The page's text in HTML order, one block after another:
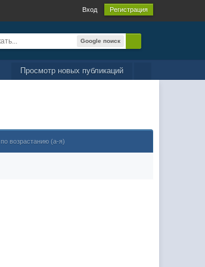
Вход Регистрация
Google поиск
Просмотр новых публикаций
по возрастанию (а-я)